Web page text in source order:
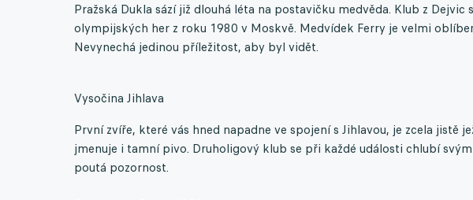
Pražská Dukla sází již dlouhá léta na postavičku medvěda. Klub z
olympijských her z roku 1980 v Moskvě. Medvídek Ferry je velmi
Nevynechá jedinou příležitost, aby byl vidět.
Vysočina Jihlava
První zvíře, které vás hned napadne ve spojení s Jihlavou, je zcela jistě
jmenuje i tamní pivo. Druholigový klub se při každé události chlubí
poutá pozornost.